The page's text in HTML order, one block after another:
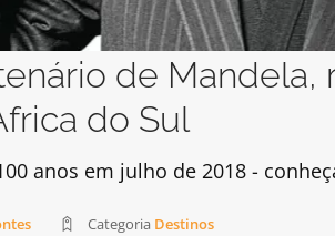
de Mandela,
do Sul
anos em julho de 2018 -
Categoria Destinos